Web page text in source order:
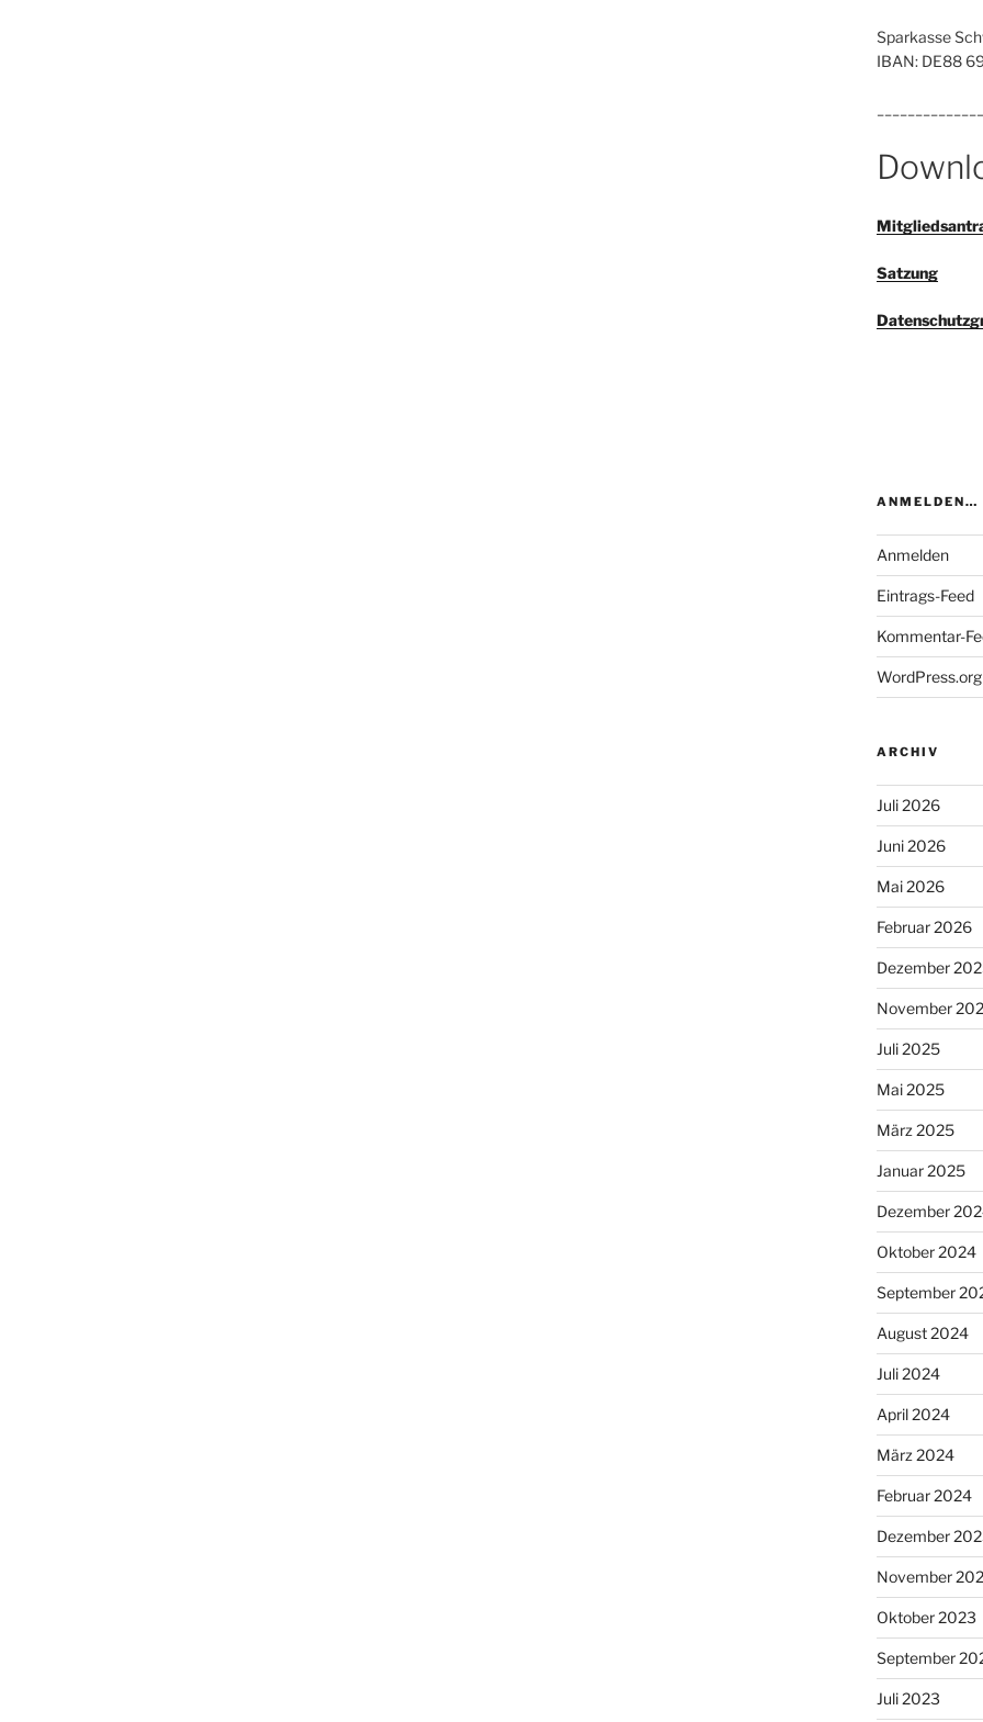
Sparkasse
IBAN: DE88
Satzung
ANMELDEN…
Anmelden
Eintrags-Feed
Kommentar-
WordPress.org
ARCHIV
Juli 2026
Juni 2026
Mai 2026
Februar 2026
Dezember
November
Juli 2025
Mai 2025
März 2025
Januar 2025
Dezember
Oktober 2024
September
August 2024
Juli 2024
April 2024
März 2024
Februar 2024
Dezember
November
Oktober 2023
September
Juli 2023